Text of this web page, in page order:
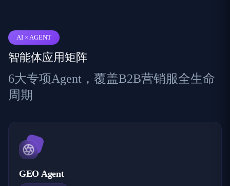
AI × AGENT
智能体应用矩阵
6大专项Agent，覆盖B2B营销服全生命
周期
GEO Agent